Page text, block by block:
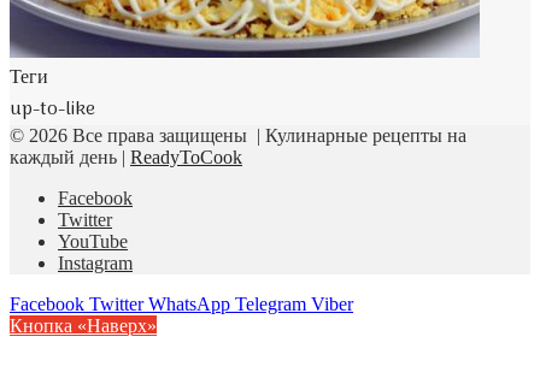
Теги
up-to-like
© 2026 Все права защищены | Кулинарные рецепты на
каждый день | ReadyToCook
Facebook
Twitter
YouTube
Instagram
Facebook Twitter WhatsApp Telegram Viber
Кнопка «Наверх»